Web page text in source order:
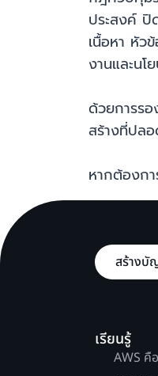
ประสงค์ ปิ
เนื้อหา หัว
งานและน
ด้วยการร
สร้างที่ปล
หากต้องก
สร้างบั
เรียนรู้
AWS คื